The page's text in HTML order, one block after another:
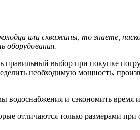
или скважины, то знаете,
оборудования.
правильный выбор при покупке
необходимую мощность,
водоснабжения и сэкономить
отличаются только размерами